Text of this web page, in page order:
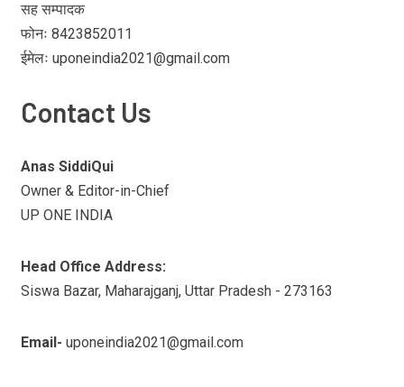
सह सम्पादक
फोनः 8423852011
ईमेलः uponeindia2021@gmail.com
Contact Us
Anas SiddiQui
Owner & Editor-in-Chief
UP ONE INDIA
Head Office Address:
Siswa Bazar, Maharajganj, Uttar Pradesh - 273163
Email- uponeindia2021@gmail.com